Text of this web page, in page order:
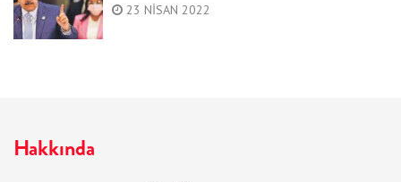
23 NISAN 2022
Hakkında